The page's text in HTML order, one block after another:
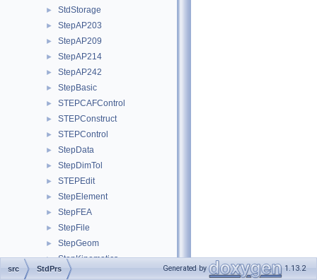
► StdStorage
► StepAP203
► StepAP209
► StepAP214
► StepAP242
► StepBasic
► STEPCAFControl
► STEPConstruct
► STEPControl
► StepData
► StepDimTol
► STEPEdit
► StepElement
► StepFEA
► StepFile
► StepGeom
► StepKinematics
► StepRepr
src StdPrs Generated by 1.13.2